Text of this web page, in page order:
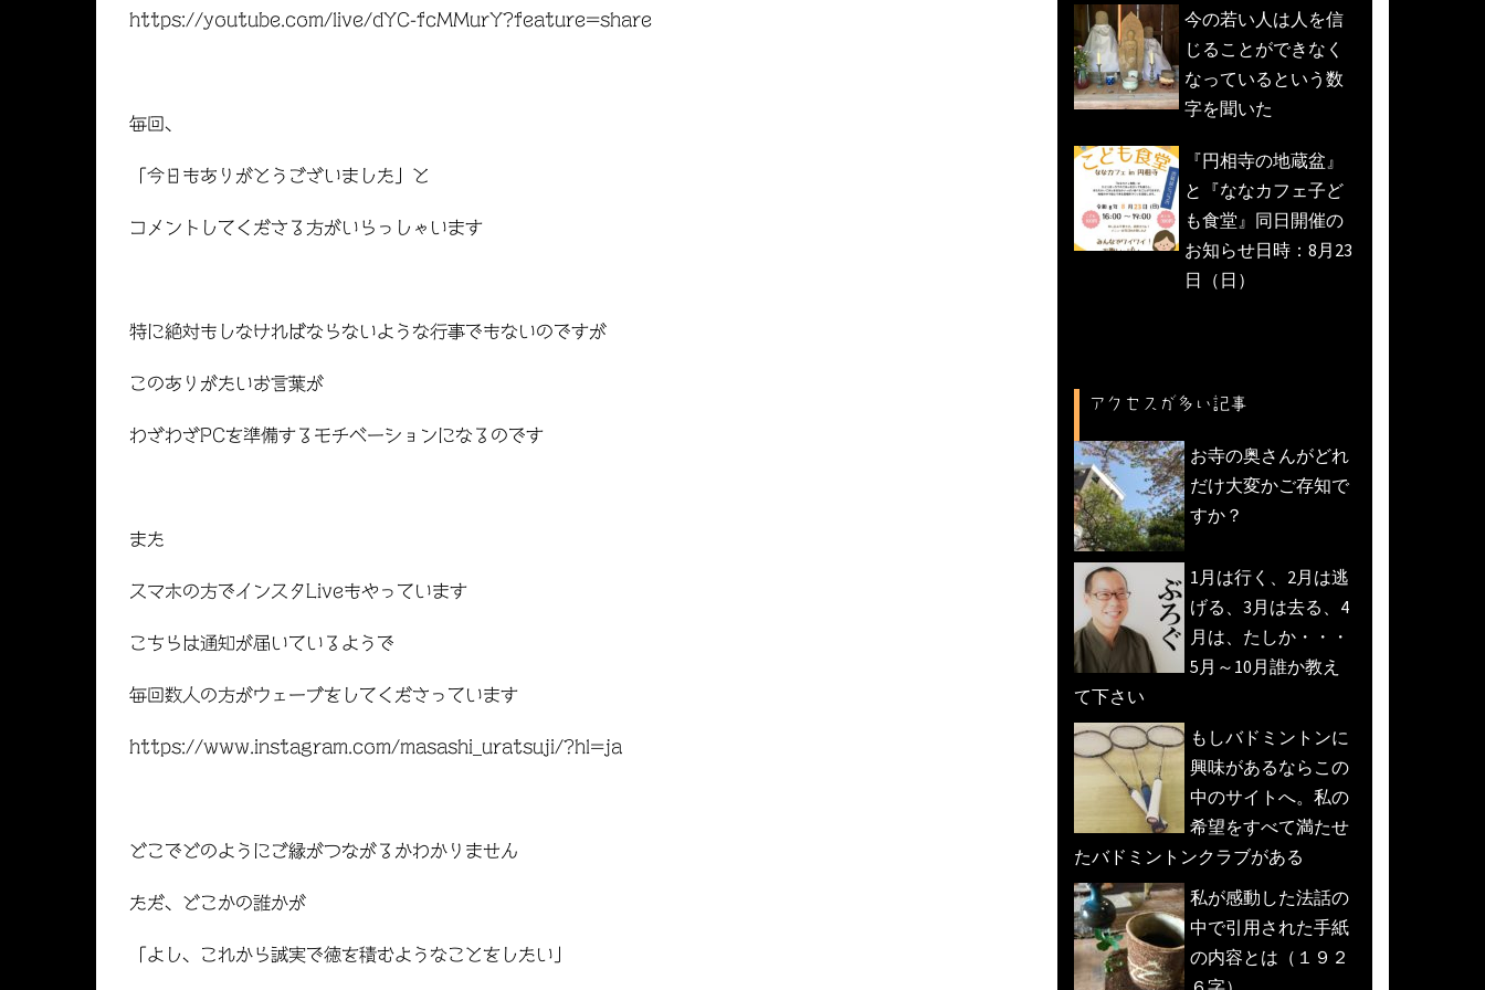
https://youtube.com/live/dYC-fcMMurY?feature=share
毎回、
「今日もありがとうございました」と
コメントしてくださる方がいらっしゃいます
特に絶対もしなければならないような行事でもないのですが
このありがたいお言葉が
わざわざPCを準備するモチベーションになるのです
また
スマホの方でインスタLiveもやっています
こちらは通知が届いているようで
毎回数人の方がウェーブをしてくださっています
https://www.instagram.com/masashi_uratsuji/?hl=ja
どこでどのようにご縁がつながるかわかりません
ただ、どこかの誰かが
「よし、これから誠実で徳を積むようなことをしたい」
今の若い人は人を信
じることができなく
なっているという数
字を聞いた
『円相寺の地蔵盆』
と『ななカフェ子ど
も食堂』同日開催の
お知らせ日時：8月23
日（日）
アクセスが多い記事
お寺の奥さんがどれ
だけ大変かご存知で
すか？
1月は行く、2月は逃
げる、3月は去る、4
月は、たしか・・・
5月～10月誰か教え
て下さい
もしバドミントンに
興味があるならこの
中のサイトへ。私の
希望をすべて満たせ
たバドミントンクラブがある
私が感動した法話の
中で引用された手紙
の内容とは（１９２